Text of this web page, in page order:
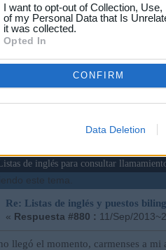
I want to opt-out of Collection,
of my Personal Data that Is
it was collected.
Opted In
CONFIRM
Data Deletion
>
de inglés para consultar
este tema.
Re: Listas de inglés y puestos
« Respuesta #880 : 11/Sep/
llegó el momento, carmenses a